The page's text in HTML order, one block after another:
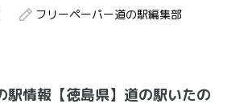
フリーペーパー道の駅編集部
駅情報【徳島県】道の駅いたの